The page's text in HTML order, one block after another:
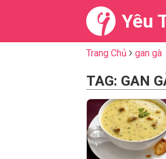
Yêu
Trang Chủ gan gà
TAG: GAN